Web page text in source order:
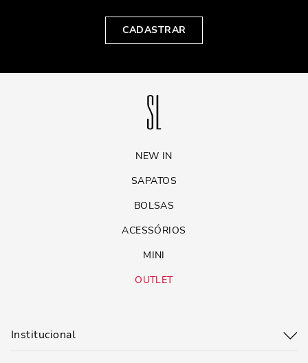
CADASTRAR
NEW IN
SAPATOS
BOLSAS
ACESSÓRIOS
MINI
OUTLET
Institucional